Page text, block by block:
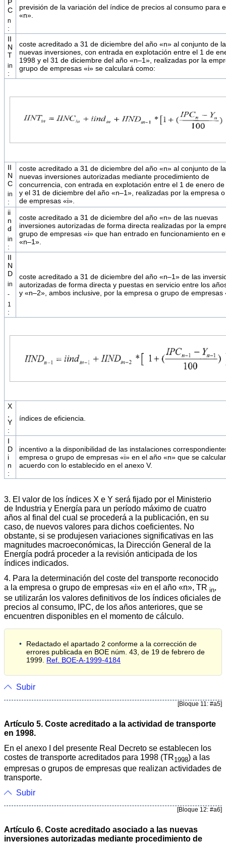
P
C
n
:
previsión de la variación del índice de precios al consumo para
«n».
II
N
T
in
:
coste acreditado a 31 de diciembre del año «n» al conjunto de
nuevas inversiones, con entrada en explotación entre el 1 de
1998 y el 31 de diciembre del año «n–1», realizadas por la
grupo de empresas «i» se calculará como:
II
N
C
in
:
coste acreditado a 31 de diciembre del año «n» al conjunto de
nuevas inversiones autorizadas mediante procedimiento de
concurrencia, con entrada en explotación entre el 1 de enero de
y el 31 de diciembre del año «n–1», realizadas por la empresa
de empresas «i».
ii
n
d
in
:
coste acreditado a 31 de diciembre del año «n» de las nuevas
inversiones autorizadas de forma directa realizadas por la
grupo de empresas «i» que han entrado en funcionamiento en
«n–1».
II
N
D
in
-
1
:
coste acreditado a 31 de diciembre del año «n–1» de las
autorizadas de forma directa y puestas en servicio entre los
y «n–2», ambos inclusive, por la empresa o grupo de empresas
X
,
Y
:
índices de eficiencia.
I
D
i
n
:
incentivo a la disponibilidad de las instalaciones
empresa o grupo de empresas «i» en el año «n» que se
acuerdo con lo establecido en el anexo V.
3. El valor de los índices X e Y será fijado por el Ministerio
de Industria y Energía para un período máximo de cuatro
años al final del cual se procederá a la publicación, en su
caso, de nuevos valores para dichos coeficientes. No
obstante, si se produjesen variaciones significativas en las
magnitudes macroeconómicas, la Dirección General de la
Energía podrá proceder a la revisión anticipada de los
índices indicados.
4. Para la determinación del coste del transporte reconocido
a la empresa o grupo de empresas «i» en el año «n», TR in,
se utilizarán los valores definitivos de los índices oficiales de
precios al consumo, IPC, de los años anteriores, que se
encuentren disponibles en el momento de cálculo.
Redactado el apartado 2 conforme a la corrección de
errores publicada en BOE núm. 43, de 19 de febrero de
1999. Ref. BOE-A-1999-4184
Subir
[Bloque 11: #a5]
Artículo 5. Coste acreditado a la actividad de transporte
en 1998.
En el anexo I del presente Real Decreto se establecen los
costes de transporte acreditados para 1998 (TR1998) a las
empresas o grupos de empresas que realizan actividades de
transporte.
Subir
[Bloque 12: #a6]
Artículo 6. Coste acreditado asociado a las nuevas
inversiones autorizadas mediante procedimiento de